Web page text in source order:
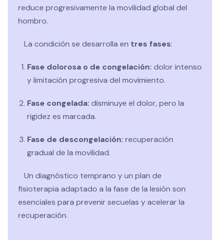
reduce progresivamente la movilidad global del
hombro.
La condición se desarrolla en tres fases:
Fase dolorosa o de congelación: dolor intenso
y limitación progresiva del movimiento.
Fase congelada: disminuye el dolor, pero la
rigidez es marcada.
Fase de descongelación: recuperación
gradual de la movilidad.
Un diagnóstico temprano y un plan de
fisioterapia adaptado a la fase de la lesión son
esenciales para prevenir secuelas y acelerar la
recuperación.